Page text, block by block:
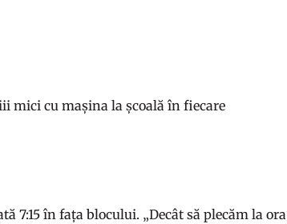
mici cu mașina la școală în fiecare
7:15 în fața blocului. „Decât să plecăm la ora